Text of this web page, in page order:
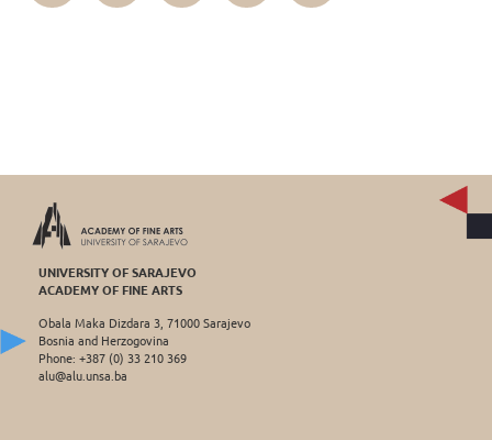
UNIVERSITY OF SARAJEVO
ACADEMY OF FINE ARTS
Obala Maka Dizdara 3, 71000 Sarajevo
Bosnia and Herzogovina
Phone: +387 (0) 33 210 369
alu@alu.unsa.ba